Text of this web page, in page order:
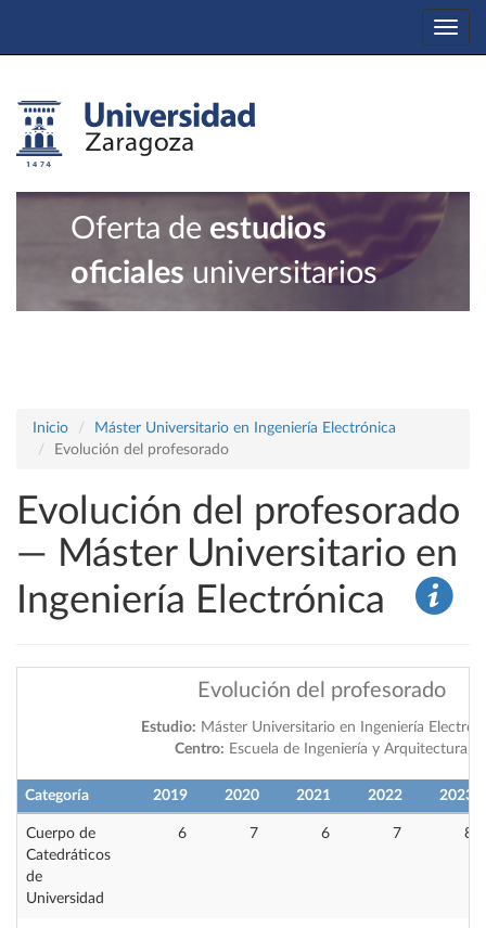
Oferta de estudios
oficiales universitarios
Inicio
Máster Universitario en Ingeniería Electrónica
Evolución del profesorado
Evolución del profesorado
— Máster Universitario en
Ingeniería Electrónica
Evolución del profesorado
Estudio: Máster Universitario en Ingeniería
Centro: Escuela de Ingeniería y Arquitectura
Categoría 2019 2020 2021 2022 2023
Cuerpo de
Catedráticos
de
Universidad
6 7 6 7 8